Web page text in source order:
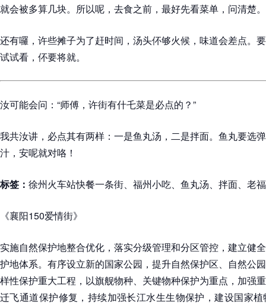
就会被多算几块。所以呢，去食之前，最好先看菜单，问清楚。
还有囉，许些摊子为了赶时间，汤头伓够火候，味道会差点。
试试看，伓要将就。
汝可能会问：“师傅，许街有什乇菜是必点的？”
我共汝讲，必点其有两样：一是鱼丸汤，二是拌面。鱼丸要选
汁，安呢就对咯！
标签： 徐州火车站快餐一条街、福州小吃、鱼丸汤、拌面、老
《襄阳150爱情街》
实施自然保护地整合优化，落实分级管理和分区管控，建立健
护地体系。有序设立新的国家公园，提升自然保护区、自然公
样性保护重大工程，以旗舰物种、关键物种保护为重点，加强
迁飞通道保护修复，持续加强长江水生生物保护，建设国家